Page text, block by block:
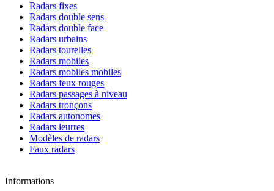
Radars fixes
Radars double sens
Radars double face
Radars urbains
Radars tourelles
Radars mobiles
Radars mobiles mobiles
Radars feux rouges
Radars passages à niveau
Radars tronçons
Radars autonomes
Radars leurres
Modèles de radars
Faux radars
Informations